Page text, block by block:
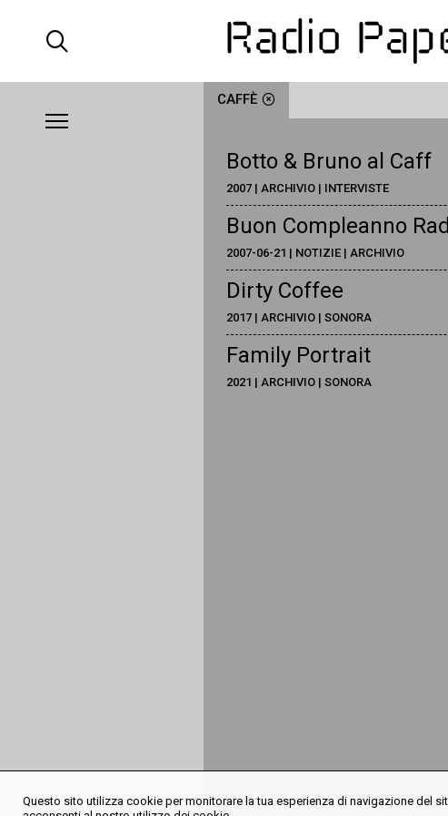
CAFFÈ
Botto & Bruno al Caff
2007 | ARCHIVIO | INTERVISTE
Buon Compleanno
2007-06-21 | NOTIZIE | ARCHIVIO
Dirty Coffee
2017 | ARCHIVIO | SONORA
Family Portrait
2021 | ARCHIVIO | SONORA
Questo sito utilizza cookie per monitorare la tua esperienza di navigazione del